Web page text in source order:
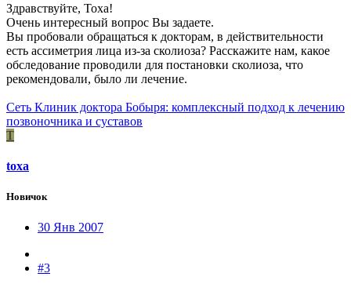
Здравствуйте, Тоха!
Очень интересный вопрос Вы задаете.
Вы пробовали обращаться к докторам, в действительности
есть ассиметрия лица из-за сколиоза? Расскажите нам, какое
обследование проводили для постановки сколиоза, что
рекомендовали, было ли лечение.
Сеть Клиник доктора Бобыря: комплексный подход к лечению
позвоночника и суставов
T
toxa
Новичок
30 Янв 2007
#3